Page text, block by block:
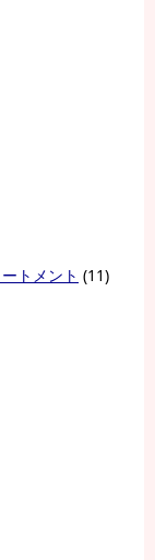
トメント (11)